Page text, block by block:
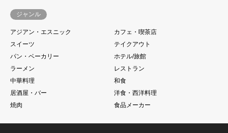
ジャンル
アジアン・エスニック
カフェ・喫茶店
スイーツ
テイクアウト
パン・ベーカリー
ホテル/旅館
ラーメン
レストラン
中華料理
和食
居酒屋・バー
洋食・西洋料理
焼肉
食品メーカー